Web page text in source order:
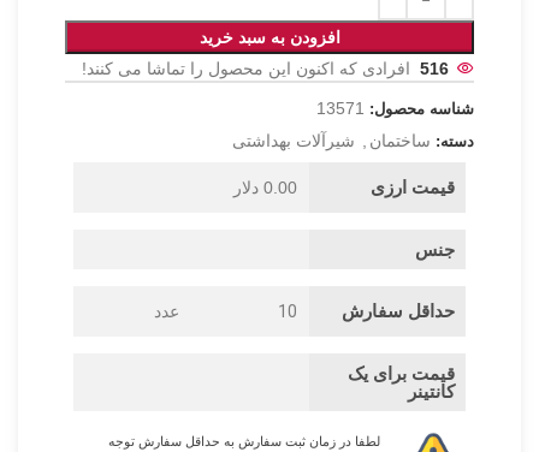
افزودن به سبد خرید
516 افرادی که اکنون این محصول را تماشا می کنند!
شناسه محصول: 13571
دسته: ساختمان شیرآلات بهداشتی
قیمت ارزی 0.00 دلار
جنس
حداقل سفارش 10 عدد
قیمت برای یک
کانتینر
لطفا در زمان ثبت سفارش به حداقل سفارش توجه